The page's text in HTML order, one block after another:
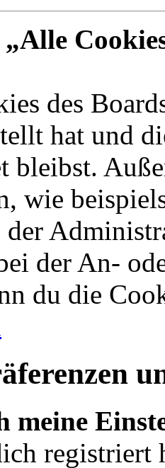
des
hat und
bleibst.
wie
der
der An-
du die
meine
registriert